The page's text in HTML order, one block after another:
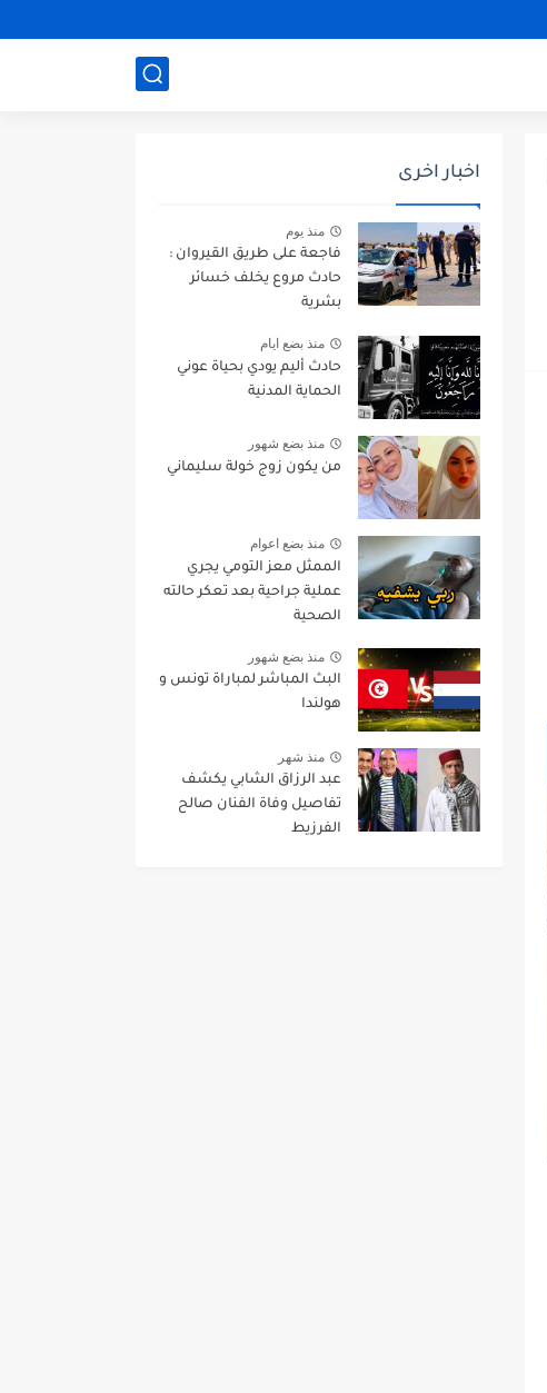
اخبار اخرى
منذ يوم
فاجعة على طريق القيروان :
حادث مروع يخلف خسائر
بشرية
منذ بضع ايام
حادث أليم يودي بحياة عوني
الحماية المدنية
منذ بضع شهور
من يكون زوج خولة سليماني
منذ بضع اعوام
الممثل معز التومي يجري
عملية جراحية بعد تعكر حالته
الصحية
منذ بضع شهور
البث المباشر لمباراة تونس و
هولندا
منذ شهر
عبد الرزاق الشابي يكشف
تفاصيل وفاة الفنان صالح
الفرزيط